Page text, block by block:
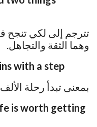
تترجم إلى لكي تنجح
وهما الثقة والتجاهل.
with a step
بمعنى تبدأ رحلة
is worth getting